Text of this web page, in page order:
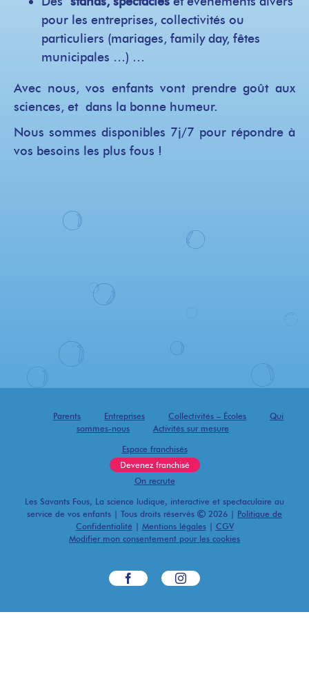
pour les entreprises, collectivités ou
particuliers (mariages, family day, fêtes
municipales …) …
Avec nous, vos enfants vont prendre goût aux
sciences, et dans la bonne humeur.
Nous sommes disponibles 7j/7 pour répondre à
vos besoins les plus fous !
Parents Entreprises Collectivités – Écoles
Qui
sommes-nous
Activités sur mesure
Espace franchisés
Devenez franchisé
On recrute
Les Savants Fous, La science ludique, interactive et spectaculaire au
service de vos enfants | Tous droits réservés
2026 | Politique de
Confidentialité | Mentions légales| CGV
Modifier mon consentement pour les cookies
Facebook Instagram